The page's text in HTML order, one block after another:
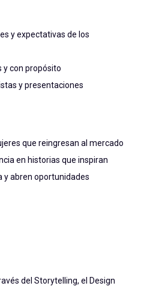
y expectativas de los
y con propósito
y presentaciones
que reingresan al mercado
en historias que inspiran
abren oportunidades
del Storytelling, el Design